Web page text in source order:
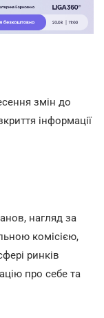
змін до
інформації
нагляд за
комісією,
ринків
про себе та